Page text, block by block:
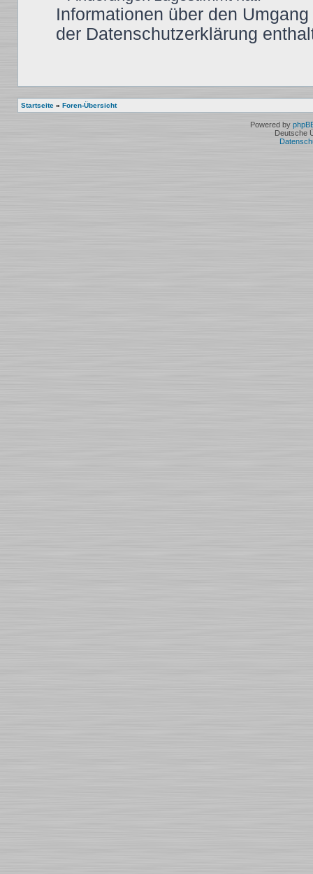
Informationen über den
der Datenschutzerklärung
Startseite » Foren-Übersicht
Powered by
Deutsche